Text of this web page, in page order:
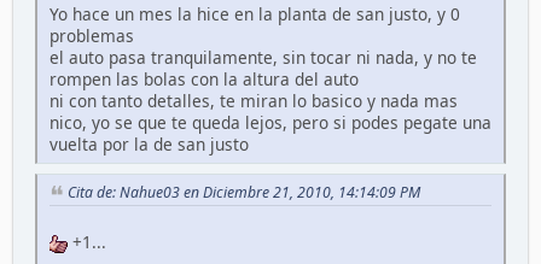
Yo hace un mes la hice en la planta de san justo, y 0
problemas
el auto pasa tranquilamente, sin tocar ni nada, y no te
rompen las bolas con la altura del auto
ni con tanto detalles, te miran lo basico y nada mas
nico, yo se que te queda lejos, pero si podes pegate una
vuelta por la de san justo
Cita de: Nahue03 en Diciembre 21, 2010, 14:14:09 PM
+1...